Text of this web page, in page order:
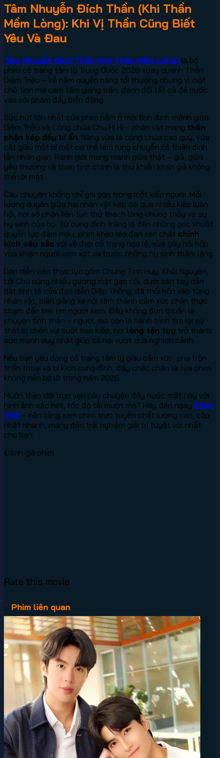
Tâm Nhuyễn Đích Thần (Khi Thần
Mềm Lòng): Khi Vị Thần Cũng Biết
Yêu Và Đau
Tâm Nhuyễn Đích Thần (Khi Thần Mềm Lòng) là bộ
phim cổ trang tâm lý Trung Quốc 2026 xoay quanh Thần
Diêm Triệu – kẻ nắm quyền năng tối thượng nhưng vì một
chữ tình mà cam tâm giáng trần, đánh đổi tất cả để bước
vào cõi phàm đầy biến động.
Sức hút lớn nhất của phim nằm ở mối tình định mệnh giữa
Diêm Triệu và Công chúa Chu Hi Hi – nhân vật mang thân
phận kép đầy bí ẩn. Nàng vừa là công chúa cao quý, vừa
cất giấu một bí mật có thể làm rung chuyển cả thiên đình
lẫn nhân gian. Ranh giới mong manh giữa thật – giả, giữa
yêu thương và toan tính chính là thứ khiến khán giả không
thể rời mắt.
Câu chuyện không chỉ gói gọn trong một kiếp người. Mối
lương duyên giữa hai nhân vật kéo dài qua nhiều kiếp luân
hồi, nơi số phận liên tục thử thách lòng chung thủy và sự
hy sinh của họ. Từ cung đình tráng lệ đến những góc khuất
quyền lực đẫm máu, phim khéo léo đan xen chất chính
kịch sâu sắc với vẻ đẹp cổ trang hoa lệ, vừa gây hồi hộp
vừa khiến người xem xót xa trước những hy sinh thầm lặng.
Dàn diễn viên thực lực gồm Chung Tinh Huy, Khôi Nguyên,
Lôi Chú cùng nhiều gương mặt gạo cội, dưới bàn tay dẫn
dắt tinh tế của đạo diễn Diệp Thống, đã thổi hồn vào từng
nhân vật, biến giằng xé nội tâm thành cảm xúc chân thực
chạm đến trái tim người xem. Đây không đơn thuần là
chuyện tình thần – người, mà còn là hành trình tìm lại sự
thật bị chôn vùi suốt bao kiếp, nơi lòng tận tụy trở thành
sức mạnh duy nhất giúp cả hai vượt qua nghịch cảnh.
Nếu bạn yêu dòng cổ trang tâm lý giàu cảm xúc, pha trộn
thần thoại và bi kịch cung đình, đây chắc chắn là tựa phim
không nên bỏ lỡ trong năm 2026.
Muốn theo dõi trọn vẹn câu chuyện đầy nước mắt này với
hình ảnh sắc nét, tốc độ tải mượt mà? Hãy đến ngay Phim
VN2 – nền tảng xem phim trực tuyến chất lượng cao, cập
nhật nhanh, mang đến trải nghiệm giải trí tuyệt vời nhất
cho bạn.
Đánh giá phim
Rate this movie
Phim liên quan